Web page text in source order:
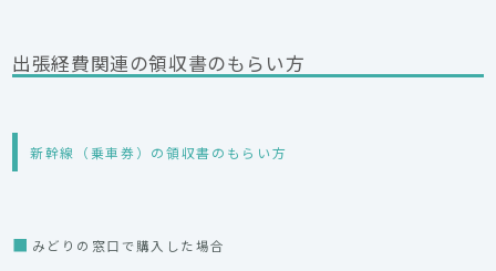
出張経費関連の領収書のもらい方
新幹線（乗車券）の領収書のもらい方
みどりの窓口で購入した場合